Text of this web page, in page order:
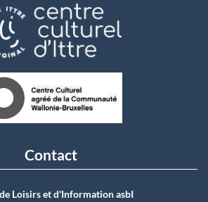
Contact
Loisirs et d'Information asbI